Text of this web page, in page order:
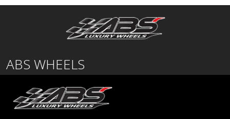
ABS WHEELS
01530 Vantaa
SUOMI